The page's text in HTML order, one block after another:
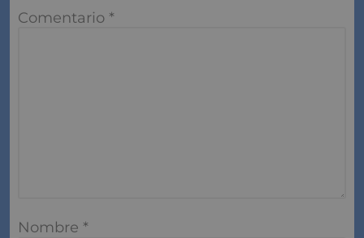
Comentario *
Nombre *